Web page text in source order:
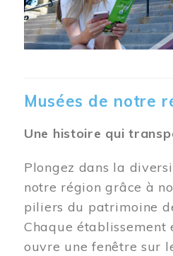
Musées de notre
Une histoire qui
Plongez dans la
notre région grâce à
piliers du patrimoine
Chaque établissement
ouvre une fenêtre sur